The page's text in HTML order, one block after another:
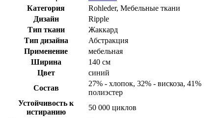
Категория
Rohleder, Мебельные ткани
Дизайн
Ripple
Тип ткани
Жаккард
Тип дизайна
Абстракция
Применение
мебельная
Ширина
140 см
Цвет
синий
Состав
27% - хлопок, 32% - вискоза, 41%
полиэстер
Устойчивость к
истиранию
50 000 циклов